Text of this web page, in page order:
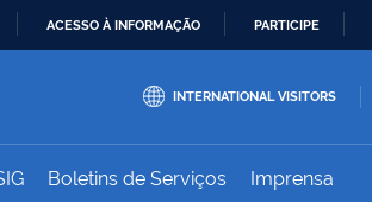
ACESSO À INFORMAÇÃO PARTICIPE
INTERNATIONAL VISITORS
Boletins de Serviços Imprensa